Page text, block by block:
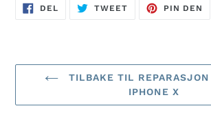
DEL
PÅ
TWEETTWEET
PIN DEN
TILBAKE TIL REPARASJON
IPHONE X